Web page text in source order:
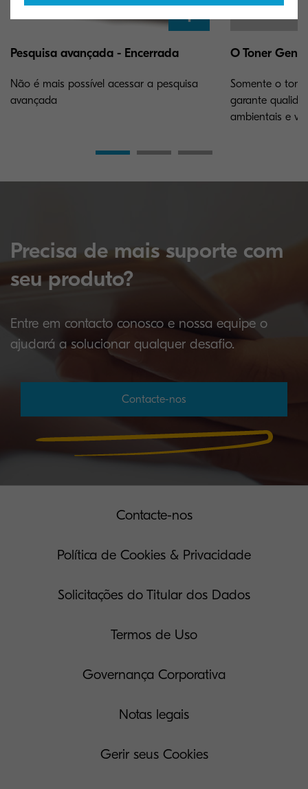
Pesquisa avançada - Encerrada
Não é mais possível acessar a pesquisa
avançada
O Toner
Somente o
garante
ambientais e
Precisa de mais suporte com
seu produto?
Entre em contacto conosco e nossa equipe o
ajudará a solucionar qualquer desafio.
Contacte-nos
Contacte-nos
Política de Cookies & Privacidade
Solicitações do Titular dos Dados
Termos de Uso
Governança Corporativa
Notas legais
Gerir seus Cookies